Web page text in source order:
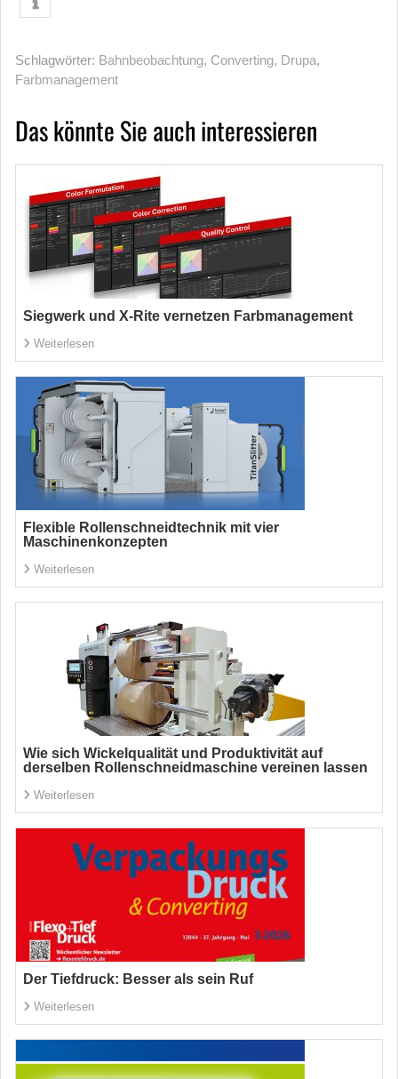
Schlagwörter: Bahnbeobachtung, Converting, Drupa,
Farbmanagement
Das könnte Sie auch interessieren
Siegwerk und X-Rite vernetzen Farbmanagement
Weiterlesen
Flexible Rollenschneidtechnik mit vier
Maschinenkonzepten
Weiterlesen
Wie sich Wickelqualität und Produktivität auf
derselben Rollenschneidmaschine vereinen lassen
Weiterlesen
Der Tiefdruck: Besser als sein Ruf
Weiterlesen